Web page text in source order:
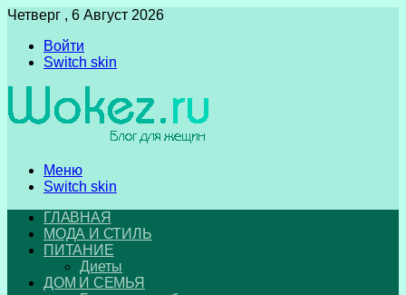
Четверг , 6 Август 2026
Войти
Switch skin
Меню
Switch skin
ГЛАВНАЯ
МОДА И СТИЛЬ
ПИТАНИЕ
Диеты
ДОМ И СЕМЬЯ